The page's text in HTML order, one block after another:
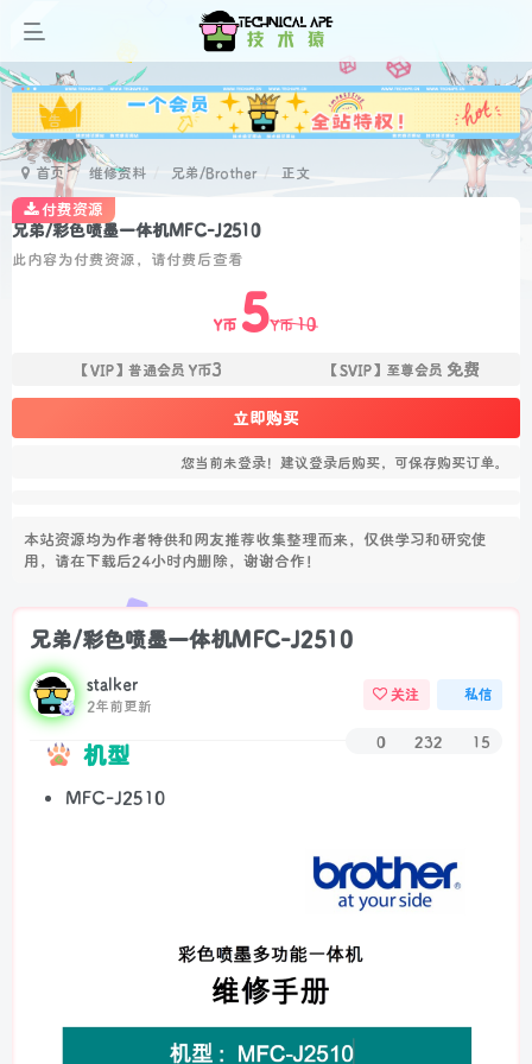
广告
首页 维修资料 兄弟/Brother 正文
兄弟/彩色喷墨一体机MFC-J2510
此内容为付费资源，请付费后查看
Y币 5Y币10
【VIP】普通会员 Y币3 【SVIP】至尊会员 免费
立即购买
您当前未登录！建议登录后购买，可保存购买订单。
本站资源均为作者特供和网友推荐收集整理而来，仅供学习和研究使
用，请在下载后24小时内删除，谢谢合作！
付费资源
兄弟/彩色喷墨一体机MFC-J2510
stalker
2年前更新
关注 私信
0 232 15
机型
MFC-J2510